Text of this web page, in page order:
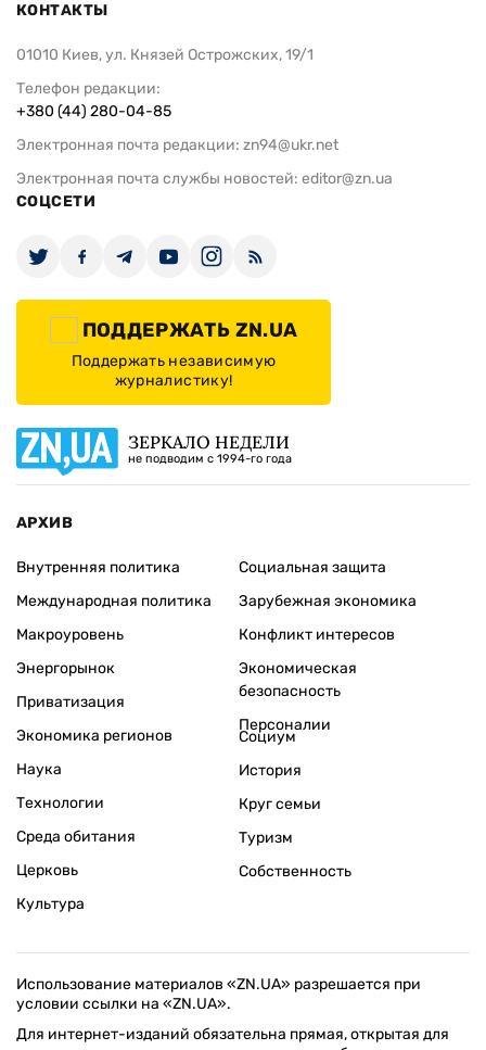
КОНТАКТЫ
01010 Киев, ул. Князей Острожских, 19/1
Телефон редакции:
+380 (44) 280-04-85
Электронная почта редакции: zn94@ukr.net
Электронная почта службы новостей: editor@zn.ua
СОЦСЕТИ
ПОДДЕРЖАТЬ ZN.UA
Поддержать независимую
журналистику!
ЗЕРКАЛО НЕДЕЛИ
не подводим с 1994-го года
АРХИВ
Внутренняя политика
Международная политика
Макроуровень
Энергорынок
Приватизация
Экономика регионов
Социальная защита
Зарубежная экономика
Конфликт интересов
Экономическая
безопасность
Персоналии
Наука
Технологии
Среда обитания
Церковь
Культура
Социум
История
Круг семьи
Туризм
Собственность
Использование материалов «ZN.UA» разрешается при
условии ссылки на «ZN.UA».
Для интернет-изданий обязательна прямая, открытая для